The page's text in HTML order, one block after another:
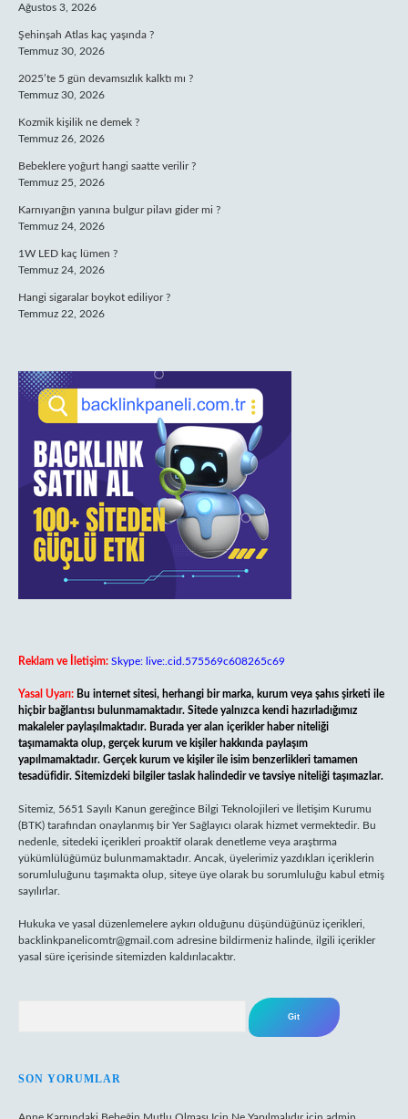
Ağustos 3, 2026
Şehinşah Atlas kaç yaşında ?
Temmuz 30, 2026
2025’te 5 gün devamsızlık kalktı mı ?
Temmuz 30, 2026
Kozmik kişilik ne demek ?
Temmuz 26, 2026
Bebeklere yoğurt hangi saatte verilir ?
Temmuz 25, 2026
Karnıyarığın yanına bulgur pilavı gider mi ?
Temmuz 24, 2026
1W LED kaç lümen ?
Temmuz 24, 2026
Hangi sigaralar boykot ediliyor ?
Temmuz 22, 2026
Reklam ve İletişim: Skype: live:.cid.575569c608265c69
Yasal Uyarı: Bu internet sitesi, herhangi bir marka, kurum veya şahıs şirketi ile
hiçbir bağlantısı bulunmamaktadır. Sitede yalnızca kendi hazırladığımız
makaleler paylaşılmaktadır. Burada yer alan içerikler haber niteliği
taşımamakta olup, gerçek kurum ve kişiler hakkında paylaşım
yapılmamaktadır. Gerçek kurum ve kişiler ile isim benzerlikleri tamamen
tesadüfidir. Sitemizdeki bilgiler taslak halindedir ve tavsiye niteliği taşımazlar.
Sitemiz, 5651 Sayılı Kanun gereğince Bilgi Teknolojileri ve İletişim Kurumu
(BTK) tarafından onaylanmış bir Yer Sağlayıcı olarak hizmet vermektedir. Bu
nedenle, sitedeki içerikleri proaktif olarak denetleme veya araştırma
yükümlülüğümüz bulunmamaktadır. Ancak, üyelerimiz yazdıkları içeriklerin
sorumluluğunu taşımakta olup, siteye üye olarak bu sorumluluğu kabul etmiş
sayılırlar.
Hukuka ve yasal düzenlemelere aykırı olduğunu düşündüğünüz içerikleri,
backlinkpanelicomtr@gmail.com adresine bildirmeniz halinde, ilgili içerikler
yasal süre içerisinde sitemizden kaldırılacaktır.
SON YORUMLAR